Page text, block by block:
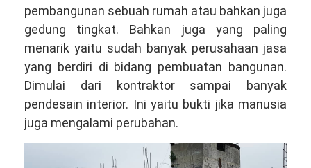
pembangunan sebuah rumah atau bahkan juga
gedung tingkat. Bahkan juga yang paling
menarik yaitu sudah banyak perusahaan jasa
yang berdiri di bidang pembuatan bangunan.
Dimulai dari kontraktor sampai banyak
pendesain interior. Ini yaitu bukti jika manusia
juga mengalami perubahan.